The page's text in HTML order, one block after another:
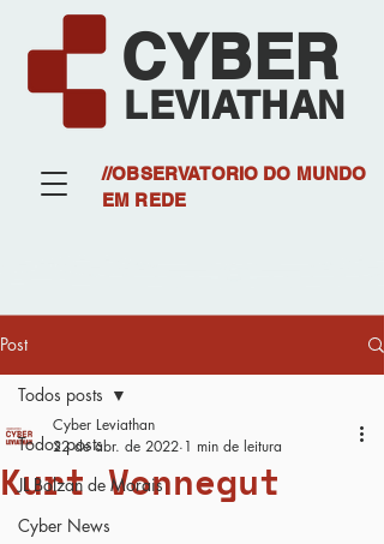
CYBER
LEVIATHAN
//OBSERVATORIO DO MUNDO
EM REDE
Post
Todos posts
JL Bolzan de Morais
Cyber News
Todos posts
Kurt Vonnegut
Cyber Leviathan
22 de abr. de 2022 1 min de leitura